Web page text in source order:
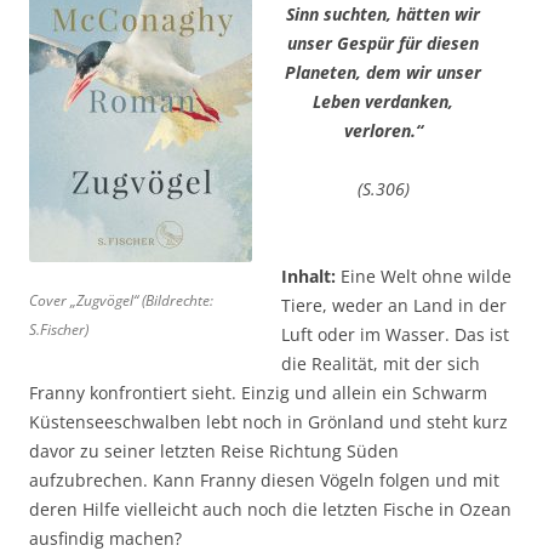
Cover „Zugvögel“ (Bildrechte:
S.Fischer)
Sinn suchten, hätten wir
unser Gespür für diesen
Planeten, dem wir unser
Leben verdanken,
verloren.“
(S.306)
Inhalt: Eine Welt ohne wilde
Tiere, weder an Land in der
Luft oder im Wasser. Das ist
die Realität, mit der sich
Franny konfrontiert sieht. Einzig und allein ein Schwarm
Küstenseeschwalben lebt noch in Grönland und steht kurz
davor zu seiner letzten Reise Richtung Süden
aufzubrechen. Kann Franny diesen Vögeln folgen und mit
deren Hilfe vielleicht auch noch die letzten Fische in Ozean
ausfindig machen?